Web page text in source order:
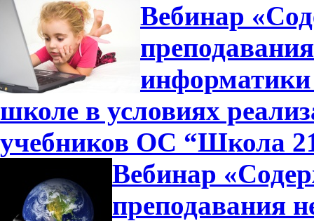
Вебинар
информатики
школе в условиях
учебников ОС “Школа
Вебинар
преподавания